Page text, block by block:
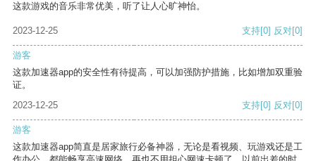
这款游戏的音乐非常优美，听了让人心旷神怡。
2023-12-25 支持[0] 反对[0]
游客
这款加速器app的安全性有待提高，可以加强防护措施，比如增加双重验
证。
2023-12-25
支持[0] 反对[0]
游客
这款加速器app简直是居家旅行必备神器，无论是看视频、玩游戏还是工